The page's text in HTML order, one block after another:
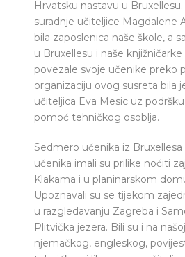
Hrvatsku nastavu u
suradnje učiteljice Magdalene
bila zaposlenica naše škole, a
u Bruxellesu i naše
povezale svoje učenike preko
organizaciju ovog susreta bila
učiteljica Eva Mesic uz
pomoć tehničkog osoblja.
Sedmero učenika iz
učenika imali su prilike noćiti
Klakama i u planinarskom
Upoznavali su se tijekom
u razgledavanju Zagreba i
Plitvička jezera. Bili su i na
njemačkog, engleskog,